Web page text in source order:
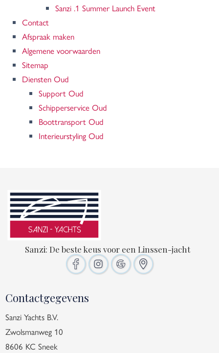
Sanzi .1 Summer Launch Event
Contact
Afspraak maken
Algemene voorwaarden
Sitemap
Diensten Oud
Support Oud
Schipperservice Oud
Boottransport Oud
Interieurstyling Oud
Sanzi: De beste keus voor een Linssen-jacht
Contactgegevens
Sanzi Yachts B.V.
Zwolsmanweg 10
8606 KC Sneek